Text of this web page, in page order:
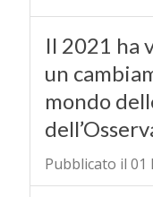
Il 2021 ha
un
mondo
Pubblicato il 01